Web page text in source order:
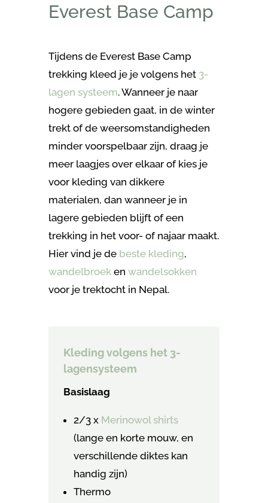
Everest Base Camp
Tijdens de Everest Base Camp
trekking kleed je je volgens het 3-
lagen systeem. Wanneer je naar
hogere gebieden gaat, in de winter
trekt of de weersomstandigheden
minder voorspelbaar zijn, draag je
meer laagjes over elkaar of kies je
voor kleding van dikkere
materialen, dan wanneer je in
lagere gebieden blijft of een
trekking in het voor- of najaar maakt.
Hier vind je de beste kleding,
wandelbroeken wandelsokken
voor je trektocht in Nepal.
Kleding volgens het 3-
lagensysteem
Basislaag
2/3 x Merinowol shirts
(lange en korte mouw, en
verschillende diktes kan
handig zijn)
Thermo